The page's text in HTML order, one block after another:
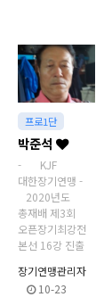
프로1단
박준석
- KJF
대한장기연맹 -
2020년도
총재배 제3회
오픈장기최강전
본선 16강 진출
장기연맹관리자
10-23